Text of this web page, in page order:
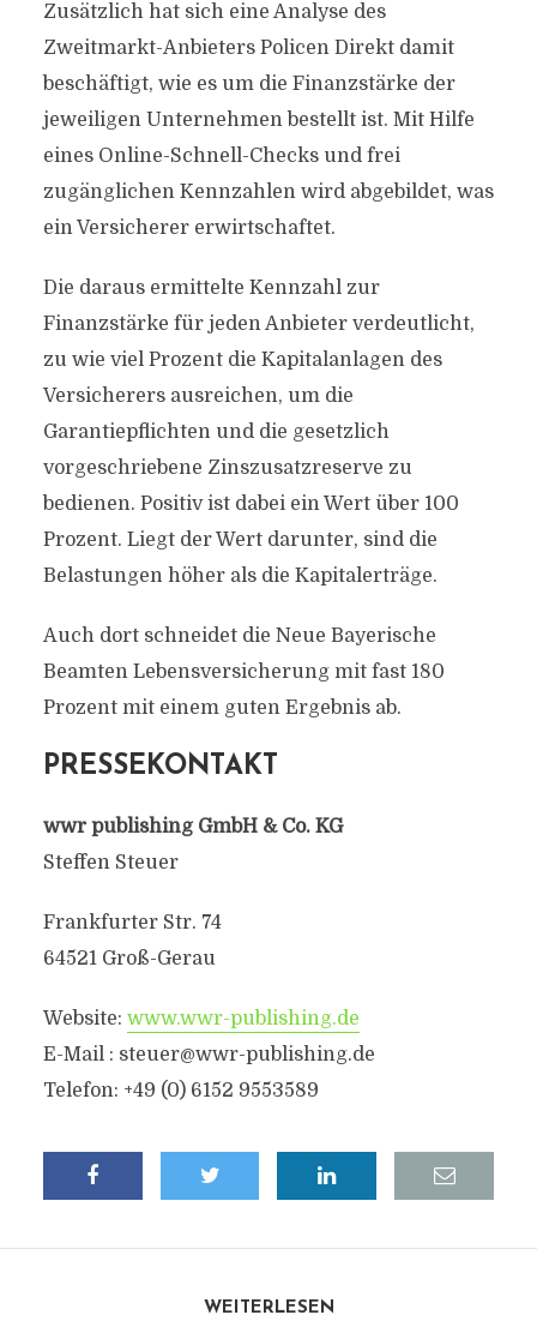
Zusätzlich hat sich eine Analyse des
Zweitmarkt-Anbieters Policen Direkt damit
beschäftigt, wie es um die Finanzstärke der
jeweiligen Unternehmen bestellt ist. Mit Hilfe
eines Online-Schnell-Checks und frei
zugänglichen Kennzahlen wird abgebildet, was
ein Versicherer erwirtschaftet.
Die daraus ermittelte Kennzahl zur
Finanzstärke für jeden Anbieter verdeutlicht,
zu wie viel Prozent die Kapitalanlagen des
Versicherers ausreichen, um die
Garantiepflichten und die gesetzlich
vorgeschriebene Zinszusatzreserve zu
bedienen. Positiv ist dabei ein Wert über 100
Prozent. Liegt der Wert darunter, sind die
Belastungen höher als die Kapitalerträge.
Auch dort schneidet die Neue Bayerische
Beamten Lebensversicherung mit fast 180
Prozent mit einem guten Ergebnis ab.
PRESSEKONTAKT
wwr publishing GmbH & Co. KG
Steffen Steuer
Frankfurter Str. 74
64521 Groß-Gerau
Website: www.wwr-publishing.de
E-Mail : steuer@wwr-publishing.de
Telefon: +49 (0) 6152 9553589
WEITERLESEN